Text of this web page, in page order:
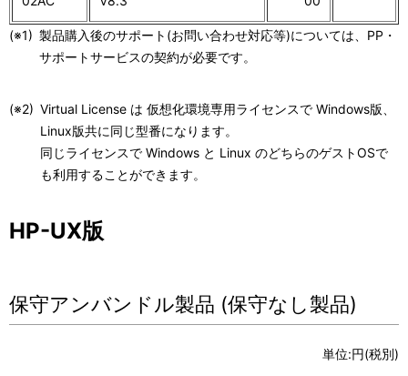
(※1) 製品購入後のサポート(お問い合わせ対応等)については、PP・
サポートサービスの契約が必要です。
(※2) Virtual License は 仮想化環境専用ライセンスで Windows版、
Linux版共に同じ型番になります。
同じライセンスで Windows と Linux のどちらのゲストOSで
も利用することができます。
HP-UX版
保守アンバンドル製品 (保守なし製品)
単位:円(税別)